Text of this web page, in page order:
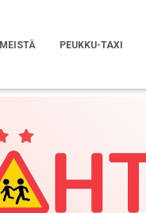
MEISTÄ PEUKKU-TAXI